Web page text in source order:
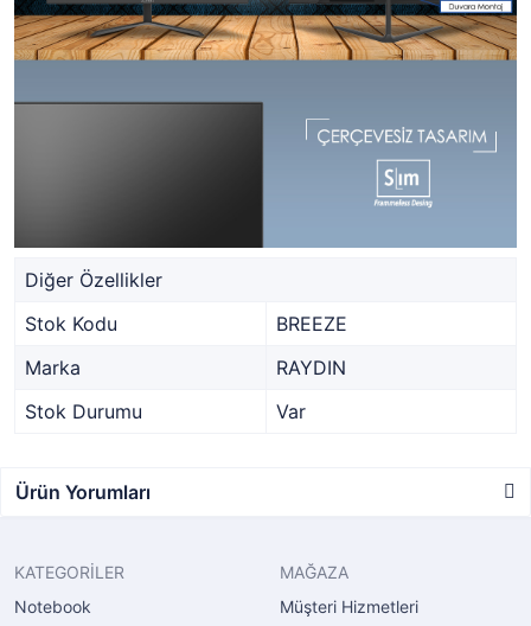
Diğer Özellikler
Stok Kodu
BREEZE
Marka
RAYDIN
Stok Durumu
Var
Ürün Yorumları
KATEGORİLER
Notebook
MAĞAZA
Müşteri Hizmetleri